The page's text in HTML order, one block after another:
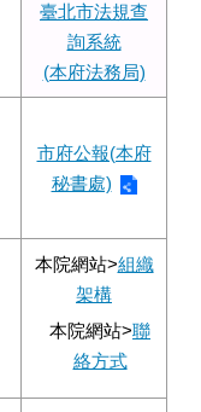
臺北市法規查
詢系統
(本府法務局)
市府公報(本府
秘書處)
本院網站>組織
架構
本院網站>聯
絡方式